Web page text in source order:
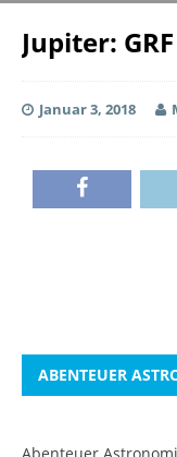
Jupiter:
Januar 3, 2018
ABENTEUER